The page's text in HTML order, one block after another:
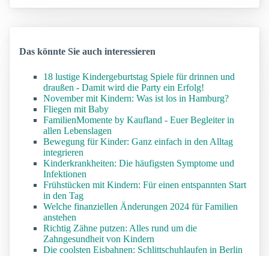
Das könnte Sie auch interessieren
18 lustige Kindergeburtstag Spiele für drinnen und
draußen - Damit wird die Party ein Erfolg!
November mit Kindern: Was ist los in Hamburg?
Fliegen mit Baby
FamilienMomente by Kaufland - Euer Begleiter in
allen Lebenslagen
Bewegung für Kinder: Ganz einfach in den Alltag
integrieren
Kinderkrankheiten: Die häufigsten Symptome und
Infektionen
Frühstücken mit Kindern: Für einen entspannten Start
in den Tag
Welche finanziellen Änderungen 2024 für Familien
anstehen
Richtig Zähne putzen: Alles rund um die
Zahngesundheit von Kindern
Die coolsten Eisbahnen: Schlittschuhlaufen in Berlin